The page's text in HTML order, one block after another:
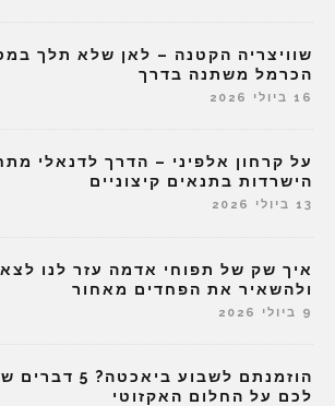
שוויצריה הקטנה – לאן שלא תלך
הכרמל משתנה בדרך
16 ביולי 2026
על קרחון אלפיני – הדרך לדנאלי
הישרדות בתנאים קיצוניים
13 ביולי 2026
איך שק של תפוחי אדמה עזר לנו
ולהשאיר את הפחדים מאחור
9 ביולי 2026
הוזמנתם לשבוע
לכם על החלום האקזוטי